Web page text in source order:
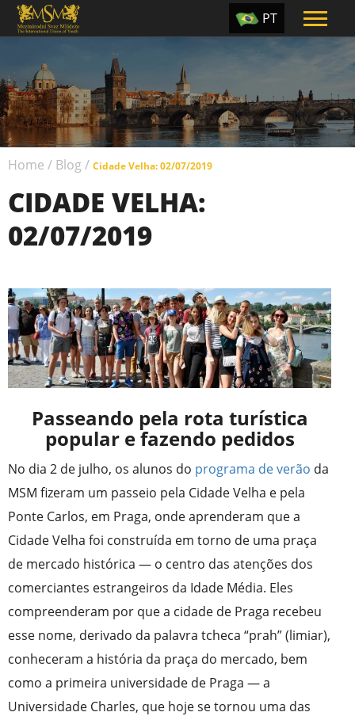
TR
PT
UA
Home / Blog / Cidade Velha: 02/07/2019
CIDADE VELHA:
02/07/2019
Passeando pela rota turística
popular e fazendo pedidos
No dia 2 de julho, os alunos do programa de verão da
MSM fizeram um passeio pela Cidade Velha e pela
Ponte Carlos, em Praga, onde aprenderam que a
Cidade Velha foi construída em torno de uma praça
de mercado histórica — o centro das atenções dos
comerciantes estrangeiros da Idade Média. Eles
compreenderam por que a cidade de Praga recebeu
esse nome, derivado da palavra tcheca “prah” (limiar),
conheceram a história da praça do mercado, bem
como a primeira universidade de Praga — a
Universidade Charles, que hoje se tornou uma das